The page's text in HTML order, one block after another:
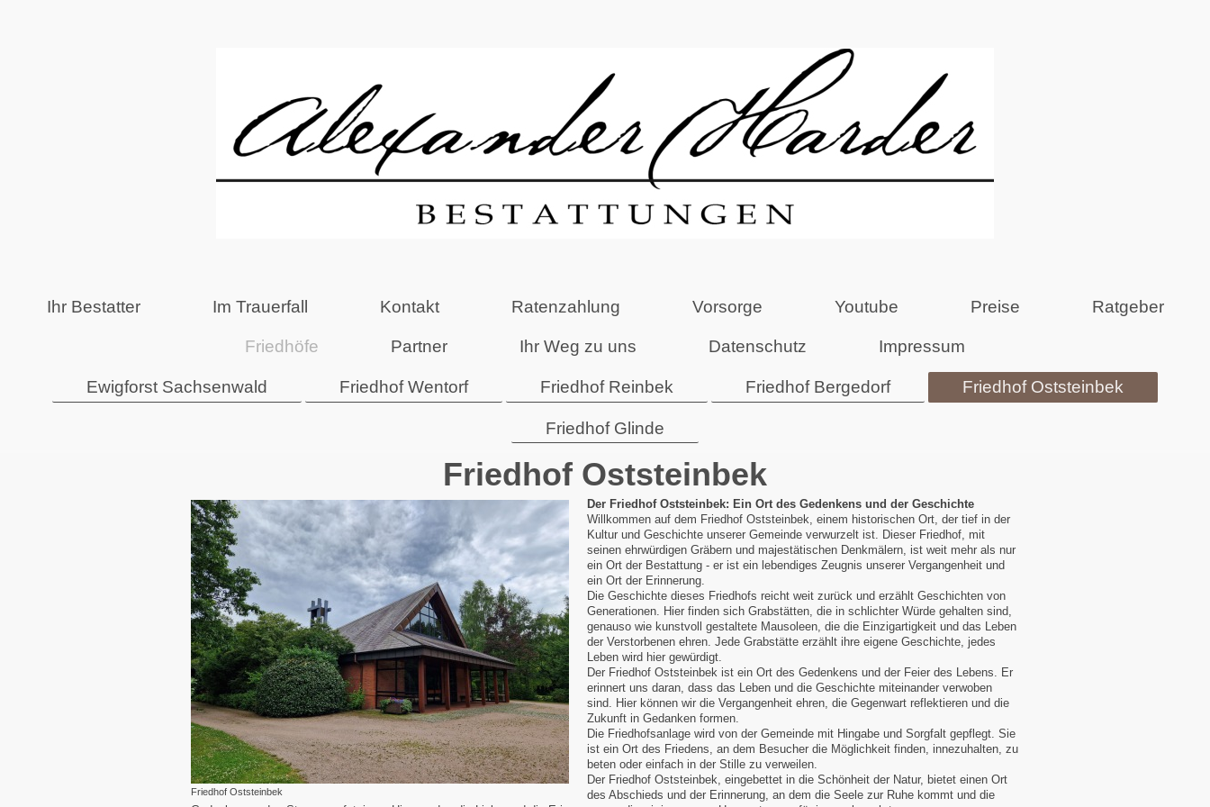
Ihr Bestatter Im Trauerfall Kontakt Ratenzahlung Vorsorge Youtube Preise Ratgeber
Friedhöfe Partner Ihr Weg zu uns Datenschutz Impressum
Ewigforst Sachsenwald Friedhof Wentorf Friedhof Reinbek Friedhof Bergedorf Friedhof Oststeinbek
Friedhof Glinde
Friedhof Oststeinbek
Friedhof Oststeinbek
Der Friedhof Oststeinbek: Ein Ort des Gedenkens und der Geschichte
Willkommen auf dem Friedhof Oststeinbek, einem historischen Ort, der tief in der
Kultur und Geschichte unserer Gemeinde verwurzelt ist. Dieser Friedhof, mit
seinen ehrwürdigen Gräbern und majestätischen Denkmälern, ist weit mehr als nur
ein Ort der Bestattung - er ist ein lebendiges Zeugnis unserer Vergangenheit und
ein Ort der Erinnerung.
Die Geschichte dieses Friedhofs reicht weit zurück und erzählt Geschichten von
Generationen. Hier finden sich Grabstätten, die in schlichter Würde gehalten sind,
genauso wie kunstvoll gestaltete Mausoleen, die die Einzigartigkeit und das Leben
der Verstorbenen ehren. Jede Grabstätte erzählt ihre eigene Geschichte, jedes
Leben wird hier gewürdigt.
Der Friedhof Oststeinbek ist ein Ort des Gedenkens und der Feier des Lebens. Er
erinnert uns daran, dass das Leben und die Geschichte miteinander verwoben
sind. Hier können wir die Vergangenheit ehren, die Gegenwart reflektieren und die
Zukunft in Gedanken formen.
Die Friedhofsanlage wird von der Gemeinde mit Hingabe und Sorgfalt gepflegt. Sie
ist ein Ort des Friedens, an dem Besucher die Möglichkeit finden, innezuhalten, zu
beten oder einfach in der Stille zu verweilen.
Der Friedhof Oststeinbek, eingebettet in die Schönheit der Natur, bietet einen Ort
des Abschieds und der Erinnerung, an dem die Seele zur Ruhe kommt und die